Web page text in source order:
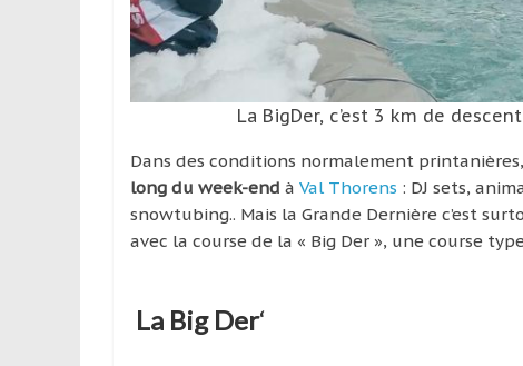
passion,
tout
profitant
découverte
culturelle
d’un
d’une
La BigDer, c’est 3 km de
Dans des conditions normalement
long du week-end à Val Thorens : DJ sets,
snowtubing.. Mais la Grande Dernière c’est
avec la course de la « Big Der », une course
La Big Der‘